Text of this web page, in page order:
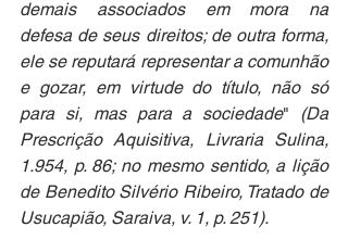
demais associados em mora na
defesa de seus direitos; de outra forma,
ele se reputará representar a comunhão
e gozar, em virtude do título, não só
para si, mas para a sociedade" (Da
Prescrição Aquisitiva, Livraria Sulina,
1.954, p. 86; no mesmo sentido, a lição
de Benedito Silvério Ribeiro, Tratado de
Usucapião, Saraiva, v. 1, p. 251).